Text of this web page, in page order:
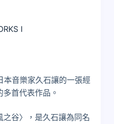
I
本音樂家久石讓的一張經
首代表作品。
谷〉，是久石讓為同名